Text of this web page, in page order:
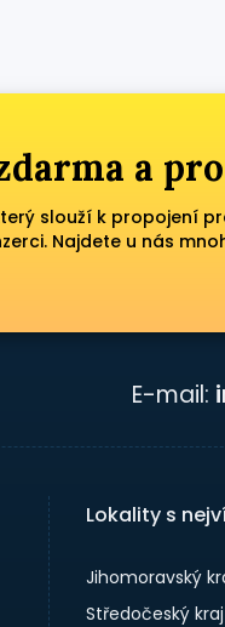
a
slouží k propojení
Najdete u nás
E-mail:
Lokality s
Jihomoravský
Středočeský kraj